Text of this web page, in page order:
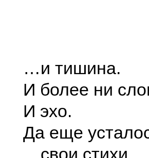
…и тишина.
И более ни
И эхо.
Да еще
…свои стихи